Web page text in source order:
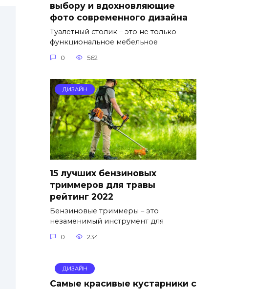
выбору и вдохновляющие
фото современного дизайна
Туалетный столик – это не только
функциональное мебельное
0 562
ДИЗАЙН
15 лучших бензиновых
триммеров для травы
рейтинг 2022
Бензиновые триммеры – это
незаменимый инструмент для
0 234
ДИЗАЙН
Самые красивые кустарники с